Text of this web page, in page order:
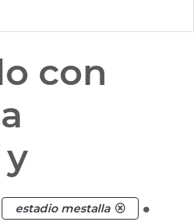
con
y
estadio mestalla .